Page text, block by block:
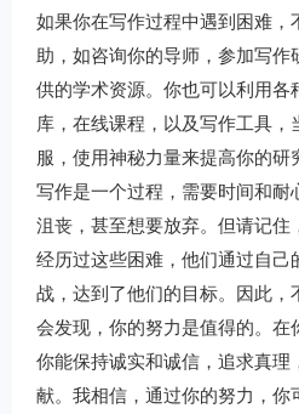
如果你在写作过程中遇到困难
助，如咨询你的导师，参加写
供的学术资源。你也可以利用
库，在线课程，以及写作工具
服，使用神秘力量来提高你的研
写作是一个过程，需要时间和耐
沮丧，甚至想要放弃。但请记住
经历过这些困难，他们通过自己
战，达到了他们的目标。因此
会发现，你的努力是值得的。在
你能保持诚实和诚信，追求真
献。我相信，通过你的努力，你